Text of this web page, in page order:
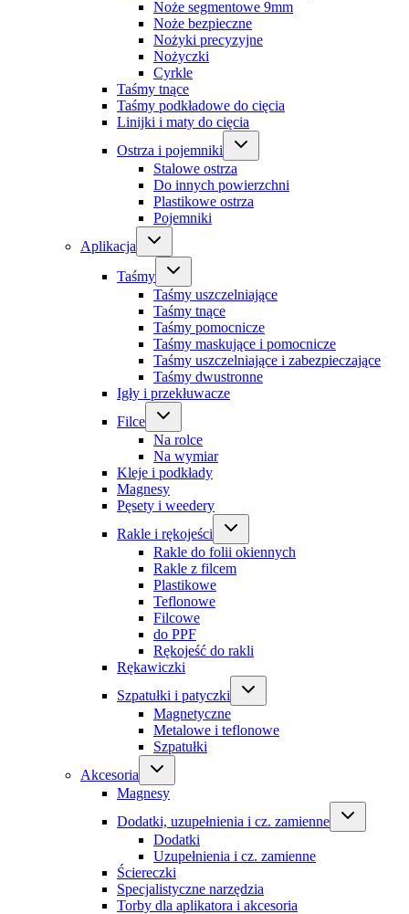
Noże segmentowe 9mm
Noże bezpieczne
Nożyki precyzyjne
Nożyczki
Cyrkle
Taśmy tnące
Taśmy podkładowe do cięcia
Linijki i maty do cięcia
Ostrza i pojemniki
Stalowe ostrza
Do innych powierzchni
Plastikowe ostrza
Pojemniki
Aplikacja
Taśmy
Taśmy uszczelniające
Taśmy tnące
Taśmy pomocnicze
Taśmy maskujące i pomocnicze
Taśmy uszczelniające i zabezpieczające
Taśmy dwustronne
Igły i przekłuwacze
Filce
Na rolce
Na wymiar
Kleje i podkłady
Magnesy
Pęsety i weedery
Rakle i rękojeści
Rakle do folii okiennych
Rakle z filcem
Plastikowe
Teflonowe
Filcowe
do PPF
Rękojeść do rakli
Rękawiczki
Szpatułki i patyczki
Magnetyczne
Metalowe i teflonowe
Szpatułki
Akcesoria
Magnesy
Dodatki, uzupełnienia i cz. zamienne
Dodatki
Uzupełnienia i cz. zamienne
Ściereczki
Specjalistyczne narzędzia
Torby dla aplikatora i akcesoria